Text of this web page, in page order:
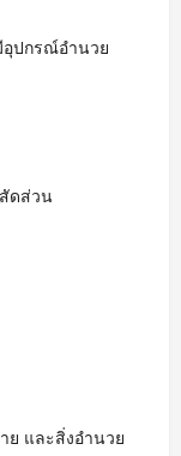
อุปกรณ์อำนวย
ดส่วน
ย และสิ่งอำนวย